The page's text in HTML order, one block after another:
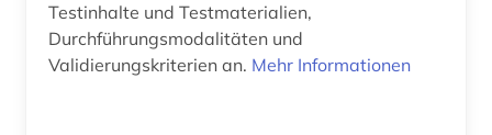
sozialwissenschaften (9)
soziologie (12)
Testinhalte und Testmaterialien,
Durchführungsmodalitäten und
Validierungskriterien an. Mehr Informationen